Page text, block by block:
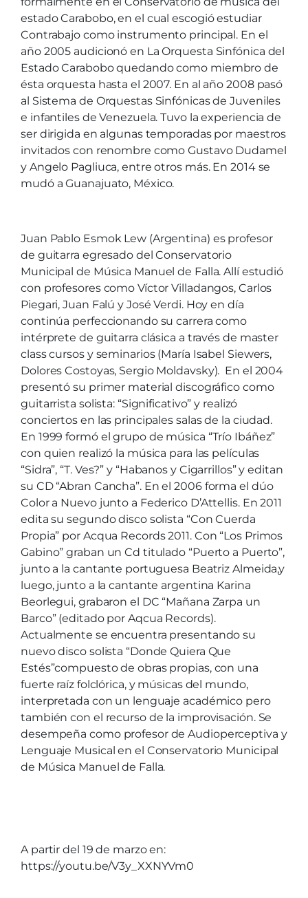
estado Carabobo, en el cual escogió estudiar
Contrabajo como instrumento principal. En el
año 2005 audicionó en La Orquesta Sinfónica del
Estado Carabobo quedando como miembro de
ésta orquesta hasta el 2007. En al año 2008 pasó
al Sistema de Orquestas Sinfónicas de Juveniles
e infantiles de Venezuela. Tuvo la experiencia de
ser dirigida en algunas temporadas por maestros
invitados con renombre como Gustavo Dudamel
y Angelo Pagliuca, entre otros más. En 2014 se
mudó a Guanajuato, México.
Juan Pablo Esmok Lew (Argentina) es profesor
de guitarra egresado del Conservatorio
Municipal de Música Manuel de Falla. Allí estudió
con profesores como Víctor Villadangos, Carlos
Piegari, Juan Falú y José Verdi. Hoy en día
continúa perfeccionando su carrera como
intérprete de guitarra clásica a través de master
class cursos y seminarios (María Isabel Siewers,
Dolores Costoyas, Sergio Moldavsky). En el 2004
presentó su primer material discográfico como
guitarrista solista: “Significativo” y realizó
conciertos en las principales salas de la ciudad.
En 1999 formó el grupo de música “Trío Ibáñez”
con quien realizó la música para las películas
“Sidra”, “T. Ves?” y “Habanos y Cigarrillos” y editan
su CD “Abran Cancha”. En el 2006 forma el dúo
Color a Nuevo junto a Federico D’Attellis. En 2011
edita su segundo disco solista “Con Cuerda
Propia” por Acqua Records 2011. Con “Los Primos
Gabino” graban un Cd titulado “Puerto a Puerto”,
junto a la cantante portuguesa Beatriz Almeida,y
luego, junto a la cantante argentina Karina
Beorlegui, grabaron el DC “Mañana Zarpa un
Barco” (editado por Aqcua Records).
Actualmente se encuentra presentando su
nuevo disco solista “Donde Quiera Que
Estés”compuesto de obras propias, con una
fuerte raíz folclórica, y músicas del mundo,
interpretada con un lenguaje académico pero
también con el recurso de la improvisación. Se
desempeña como profesor de Audioperceptiva y
Lenguaje Musical en el Conservatorio Municipal
de Música Manuel de Falla.
A partir del 19 de marzo en:
https://youtu.be/V3y_XXNYVm0